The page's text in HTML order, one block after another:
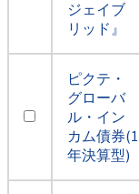
ジェイブ
リッド』
ピクテ・
グローバ
ル・イン
カム債券(1
年決算型)